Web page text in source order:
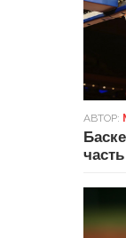
АВТОР: